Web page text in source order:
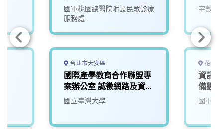
國軍桃園總醫院附設民眾診療
服務處
台北市大安區
國際產學教育合作聯盟專
案辦公室 誠徵網路及資訊
安全專員
國立臺灣大學
宇數科
花蓮
資訊
備數名
國軍花